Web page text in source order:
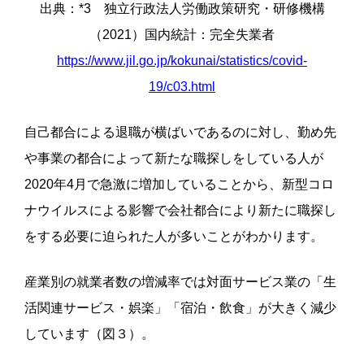
出典：*3 独立行政法人労働政策研究・研修機構
（2021）国内統計：完全失業者
https://www.jil.go.jp/kokunai/statistics/covid-
19/c03.html
自己都合による退職が横ばいであるのに対し、勤め先
や事業の都合によって新たな職探しをしている人が
2020年4月で急激に増加していることから、新型コロ
ナウイルスによる影響で会社都合により新たに職探し
をする必要に迫られた人が多いことがわかります。
産業別の就業者数の増減率では対面サービス業の「生
活関連サービス・娯楽」「宿泊・飲食」が大きく減少
しています（図３）。